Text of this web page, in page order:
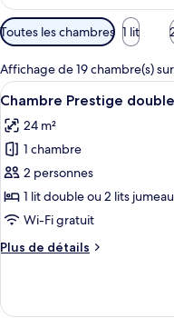
Filtres
disponibles
pour
les
chambres
Toutes les chambres 1 lit
Affichage de 19 chambre(s)
Afficher
toutes
les
photos
pour
ce
type
chambre :
5
Chambre Prestige
24 m²
1 chambre
2 personnes
1 lit double ou 2 lits
Wi-Fi gratuit
Plus de détails
Plus
Chambre